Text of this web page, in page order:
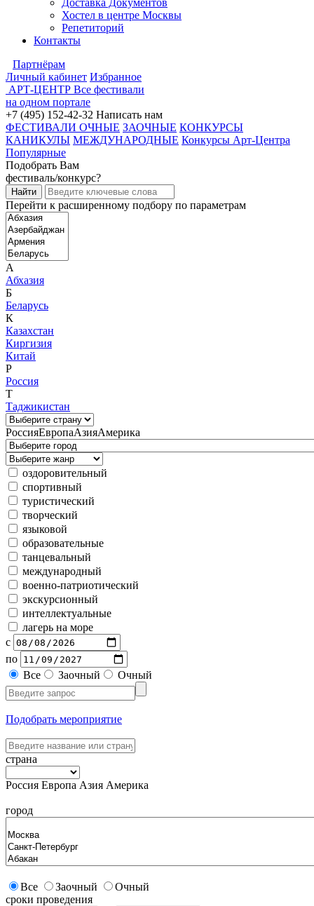
Доставка Документов
Хостел в центре Москвы
Репетиторий
Контакты
Партнёрам
Личный кабинет Избранное
АРТ-ЦЕНТР Все фестивали
на одном портале
+7 (495) 152-42-32 Написать нам
ФЕСТИВАЛИ ОЧНЫЕ ЗАОЧНЫЕ КОНКУРСЫ
КАНИКУЛЫ МЕЖДУНАРОДНЫЕ Конкурсы Арт-Центра
Популярные
Подобрать Вам
фестиваль/конкурс?
Перейти к расширенному подбору по параметрам
А
Абхазия
Б
Беларусь
К
Казахстан
Киргизия
Китай
Р
Россия
Т
Таджикистан
РоссияЕвропаАзияАмерика
оздоровительный
спортивный
туристический
творческий
языковой
образовательные
танцевальный
международный
военно-патриотический
экскурсионный
интеллектуальные
лагерь на море
с
по
Все
Заочный Очный
Подобрать мероприятие
страна
Россия Европа Азия Америка
город
Все Заочный
Очный
сроки проведения